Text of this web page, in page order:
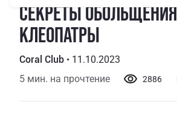
СЕКРЕТЫ ОБОЛЬЩЕНИЯ
КЛЕОПАТРЫ
Coral Club • 11.10.2023
5 мин. на прочтение
2886